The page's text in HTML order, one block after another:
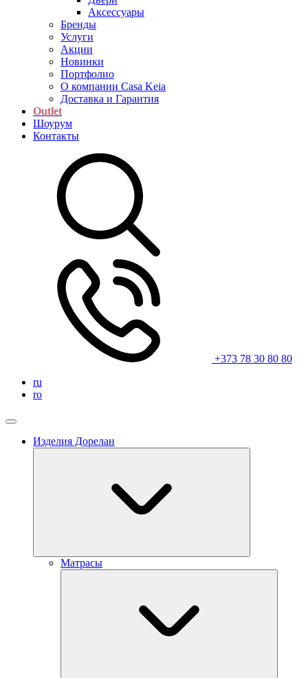
Аксессуары
Бренды
Услуги
Акции
Новинки
Портфолио
О компании Casa Keia
Доставка и Гарантия
Outlet
Шоурум
Контакты
+373 78 30 80 80
ru
ro
Изделия Дорелан
Матрасы